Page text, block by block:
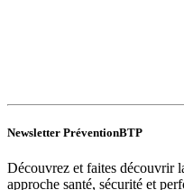
Newsletter PréventionBTP
Découvrez et faites découvrir
approche santé, sécurité et